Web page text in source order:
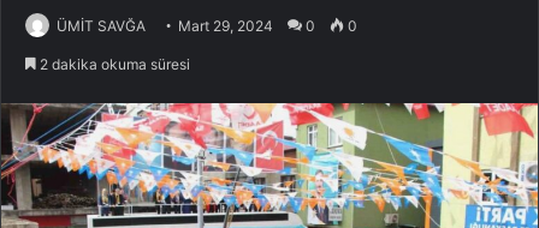
ÜMİT SAVĞA Mart 29, 2024 0 0
2 dakika okuma süresi